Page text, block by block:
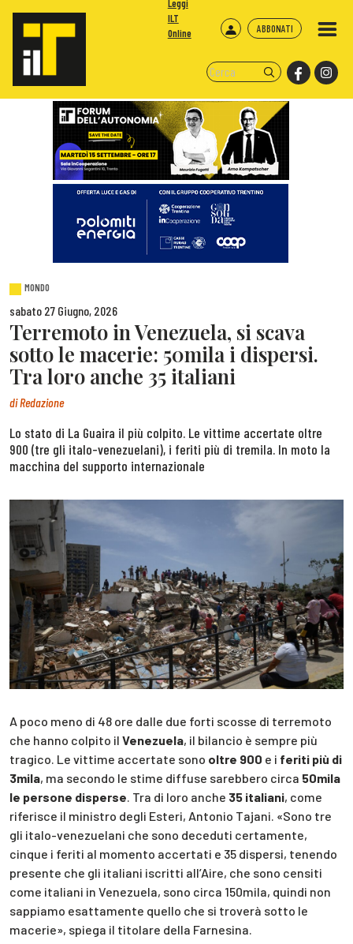
ABBONATI
Leggi
ILT
Online
MONDO
sabato 27 Giugno, 2026
Terremoto in Venezuela, si scava
sotto le macerie: 50mila i dispersi.
Tra loro anche 35 italiani
diRedazione
Lo stato di La Guaira il più colpito. Le vittime accertate oltre
900 (tre gli italo-venezuelani), i feriti più di tremila. In moto la
macchina del supporto internazionale
A poco meno di 48 ore dalle due forti scosse di terremoto
che hanno colpito il Venezuela, il bilancio è sempre più
tragico. Le vittime accertate sono oltre 900 e i feriti più di
3mila, ma secondo le stime diffuse sarebbero circa 50mila
le persone disperse . Tra di loro anche 35 italiani, come
riferisce il ministro degli Esteri, Antonio Tajani. «Sono tre
gli italo-venezuelani che sono deceduti certamente,
cinque i feriti al momento accertati e 35 dispersi, tenendo
presente che gli italiani iscritti all’Aire, che sono censiti
come italiani in Venezuela, sono circa 150mila, quindi non
sappiamo esattamente quello che si troverà sotto le
macerie», spiega il titolare della Farnesina.